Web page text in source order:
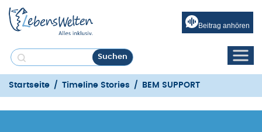
Beitrag anhören
Startseite / Timeline Stories / BEM SUPPORT